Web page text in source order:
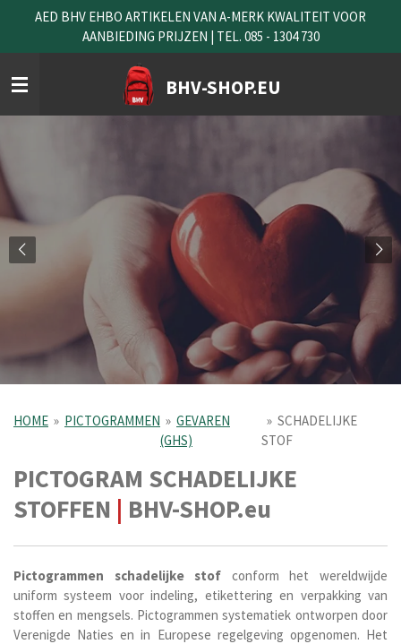
naar
de
hoofdinhoud
BHV-SHOP.EU
AED BHV EHBO ARTIKELEN VAN A-MERK KWALITEIT VOOR
AANBIEDING PRIJZEN | TEL. 085 - 1304 730
HOME » PICTOGRAMMEN » GEVAREN
(GHS)
» SCHADELIJKE
STOF
PICTOGRAM SCHADELIJKE
STOFFEN | BHV-SHOP.eu
Pictogrammen schadelijke stof conform het wereldwijde
uniform systeem voor indeling, etikettering en verpakking van
stoffen en mengsels. Pictogrammen systematiek ontworpen door
Verenigde Naties en in Europese regelgeving opgenomen. Het